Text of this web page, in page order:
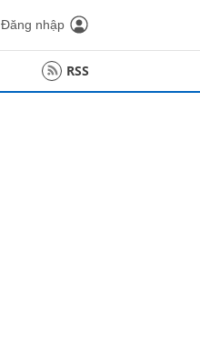
Đăng nhập
RSS